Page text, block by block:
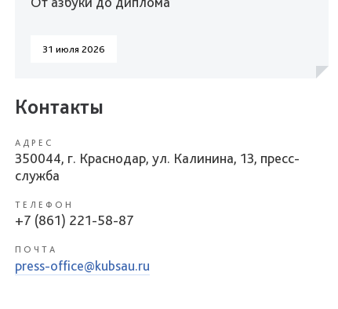
31 июля 2026
Контакты
АДРЕС
350044, г. Краснодар, ул. Калинина, 13, пресс-
служба
ТЕЛЕФОН
+7 (861) 221-58-87
ПОЧТА
press-office@kubsau.ru